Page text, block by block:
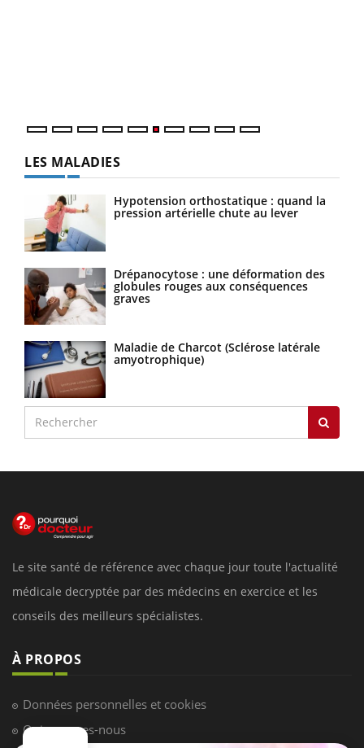
LES MALADIES
Hypotension orthostatique : quand la
pression artérielle chute au lever
Drépanocytose : une déformation des
globules rouges aux conséquences
graves
Maladie de Charcot (Sclérose latérale
amyotrophique)
Le site santé de référence avec chaque jour toute l'actualité
médicale decryptée par des médecins en exercice et les
conseils des meilleurs spécialistes.
À PROPOS
Données personnelles et cookies
Qui sommes-nous